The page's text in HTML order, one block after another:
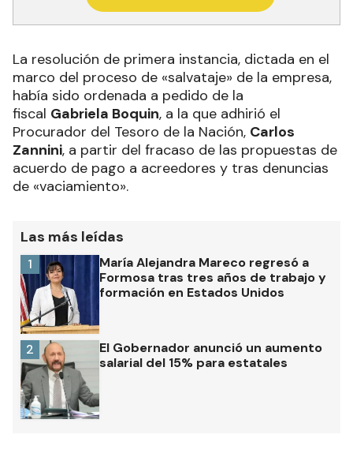
La resolución de primera instancia, dictada en el
marco del proceso de «salvataje» de la empresa,
había sido ordenada a pedido de la
fiscal Gabriela Boquin, a la que adhirió el
Procurador del Tesoro de la Nación, Carlos
Zannini, a partir del fracaso de las propuestas de
acuerdo de pago a acreedores y tras denuncias
de «vaciamiento».
Las más leídas
María Alejandra Mareco regresó a
Formosa tras tres años de trabajo y
formación en Estados Unidos
1
El Gobernador anunció un aumento
salarial del 15% para estatales
2